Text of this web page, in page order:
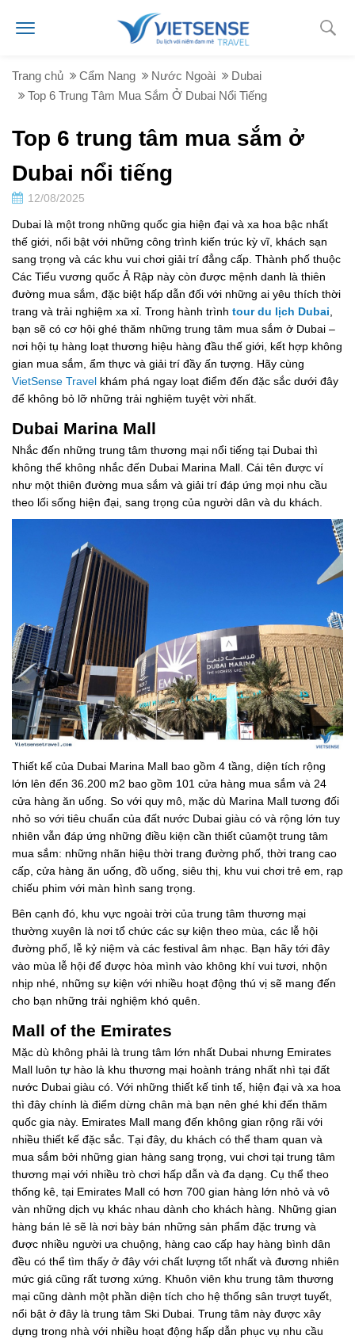
Trang chủ Cẩm Nang Nước Ngoài
Dubai
Top 6 Trung Tâm Mua Sắm Ở Dubai Nổi Tiếng
Top 6 trung tâm mua sắm ở
Dubai nổi tiếng
12/08/2025
Dubai là một trong những quốc gia hiện đại và xa hoa bậc nhất
thế giới, nổi bật với những công trình kiến trúc kỳ vĩ, khách sạn
sang trọng và các khu vui chơi giải trí đẳng cấp. Thành phố thuộc
Các Tiểu vương quốc Ả Rập này còn được mệnh danh là thiên
đường mua sắm, đặc biệt hấp dẫn đối với những ai yêu thích thời
trang và trải nghiệm xa xỉ. Trong hành trình tour du lịch Dubai
bạn sẽ có cơ hội ghé thăm những trung tâm mua sắm ở Dubai –
nơi hội tụ hàng loạt thương hiệu hàng đầu thế giới, kết hợp không
gian mua sắm, ẩm thực và giải trí đầy ấn tượng. Hãy cùng
VietSense Travel khám phá ngay loạt điểm đến đặc sắc dưới đây
để không bỏ lỡ những trải nghiệm tuyệt vời nhất.
Dubai Marina Mall
Nhắc đến những trung tâm thương mại nổi tiếng tại Dubai thì
không thể không nhắc đến Dubai Marina Mall. Cái tên được ví
như một thiên đường mua sắm và giải trí đáp ứng mọi nhu cầu
theo lối sống hiện đại, sang trọng của người dân và du khách.
Thiết kế của Dubai Marina Mall bao gồm 4 tầng, diện tích rộng
lớn lên đến 36.200 m2 bao gồm 101 cửa hàng mua sắm và 24
cửa hàng ăn uống. So với quy mô, mặc dù Marina Mall tương đối
nhỏ so với tiêu chuẩn của đất nước Dubai giàu có và rộng lớn tuy
nhiên vẫn đáp ứng những điều kiện cần thiết củamột trung tâm
mua sắm: những nhãn hiệu thời trang đường phố, thời trang cao
cấp, cửa hàng ăn uống, đồ uống, siêu thị, khu vui chơi trẻ em, rạp
chiếu phim với màn hình sang trọng.
Bên cạnh đó, khu vực ngoài trời của trung tâm thương mại
thường xuyên là nơi tổ chức các sự kiện theo mùa, các lễ hội
đường phố, lễ kỷ niệm và các festival âm nhạc. Bạn hãy tới đây
vào mùa lễ hội để được hòa mình vào không khí vui tươi, nhộn
nhịp nhé, những sự kiện với nhiều hoạt động thú vị sẽ mang đến
cho bạn những trải nghiệm khó quên.
Mall of the Emirates
Mặc dù không phải là trung tâm lớn nhất Dubai nhưng Emirates
Mall luôn tự hào là khu thương mại hoành tráng nhất nhì tại đất
nước Dubai giàu có. Với những thiết kế tinh tế, hiện đại và xa hoa
thì đây chính là điểm dừng chân mà bạn nên ghé khi đến thăm
quốc gia này. Emirates Mall mang đến không gian rộng rãi với
nhiều thiết kế đặc sắc. Tại đây, du khách có thể tham quan và
mua sắm bởi những gian hàng sang trọng, vui chơi tại trung tâm
thương mại với nhiều trò chơi hấp dẫn và đa dạng. Cụ thể theo
thống kê, tại Emirates Mall có hơn 700 gian hàng lớn nhỏ và vô
vàn những dịch vụ khác nhau dành cho khách hàng. Những gian
hàng bán lẻ sẽ là nơi bày bán những sản phẩm đặc trưng và
được nhiều người ưa chuộng, hàng cao cấp hay hàng bình dân
đều có thể tìm thấy ở đây với chất lượng tốt nhất và đương nhiên
mức giá cũng rất tương xứng. Khuôn viên khu trung tâm thương
mại cũng dành một phần diện tích cho hệ thống sân trượt tuyết,
nổi bật ở đây là trung tâm Ski Dubai. Trung tâm này được xây
dựng trong nhà với nhiều hoạt động hấp dẫn phục vụ nhu cầu